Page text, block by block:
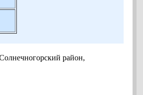
район,